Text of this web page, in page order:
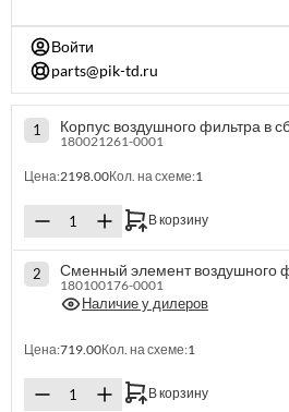
Войти
parts@pik-td.ru
1 Корпус воздушного фильтра в
180021261-0001
Цена:2198.00Кол. на схеме:1
В корзину
2 Сменный элемент воздушного
180100176-0001
Наличие у дилеров
Цена:719.00Кол. на схеме:1
В корзину